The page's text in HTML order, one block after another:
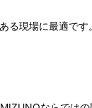
る現場に最適です。